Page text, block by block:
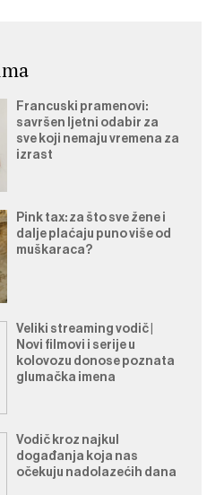
Francuski pramenovi:
savršen ljetni odabir za
sve koji nemaju vremena za
izrast
Pink tax: za što sve žene i
dalje plaćaju puno više od
muškaraca?
Veliki streaming vodič |
Novi filmovi i serije u
kolovozu donose poznata
glumačka imena
Vodič kroz najkul
događanja koja nas
očekuju nadolazećih dana